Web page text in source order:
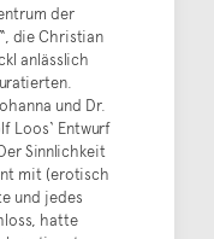
der
die Christian
anlässlich
und Dr.
Loos‘ Entwurf
Sinnlichkeit
mit (erotisch
und jedes
hatte